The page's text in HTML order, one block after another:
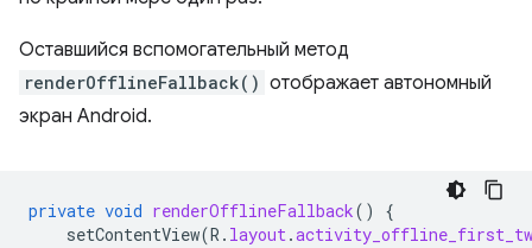
Оставшийся вспомогательный метод
renderOfflineFallback() отображает автономный
экран Android.
private void renderOfflineFallback()
{
setContentView(R . layout.